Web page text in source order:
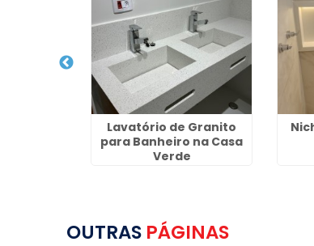
Lavatório de Granito
para Banheiro na Casa
Verde
OUTRAS PÁGINAS